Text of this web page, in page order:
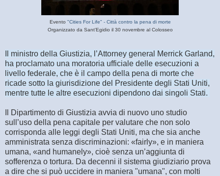
Evento "Cities For Life" - Città contro la pena di morte
Organizzato da Sant'Egidio il 30 novembre al Colosseo
Il ministro della Giustizia, l’Attorney general Merrick Garland,
ha proclamato una moratoria ufficiale delle esecuzioni a
livello federale, che è il campo della pena di morte che
ricade sotto la giurisdizione del Presidente degli Stati Uniti,
mentre tutte le altre esecuzioni dipendono dai singoli Stati.
Il Dipartimento di Giustizia avvia di nuovo uno studio
sull’uso della pena capitale per valutare che non solo
corrisponda alle leggi degli Stati Uniti, ma che sia anche
amministrata senza discriminazioni: «fairly», e in maniera
umana, «and humanely», cioè senza un’aggiunta di
sofferenza o tortura. Da decenni il sistema giudiziario prova
a dire che si può uccidere in maniera "umana", con molti